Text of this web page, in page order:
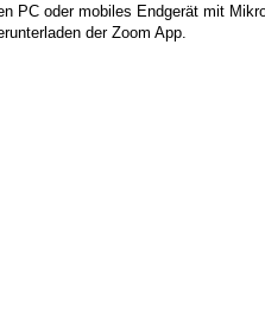
PC oder mobiles Endgerät mit
der Zoom App.